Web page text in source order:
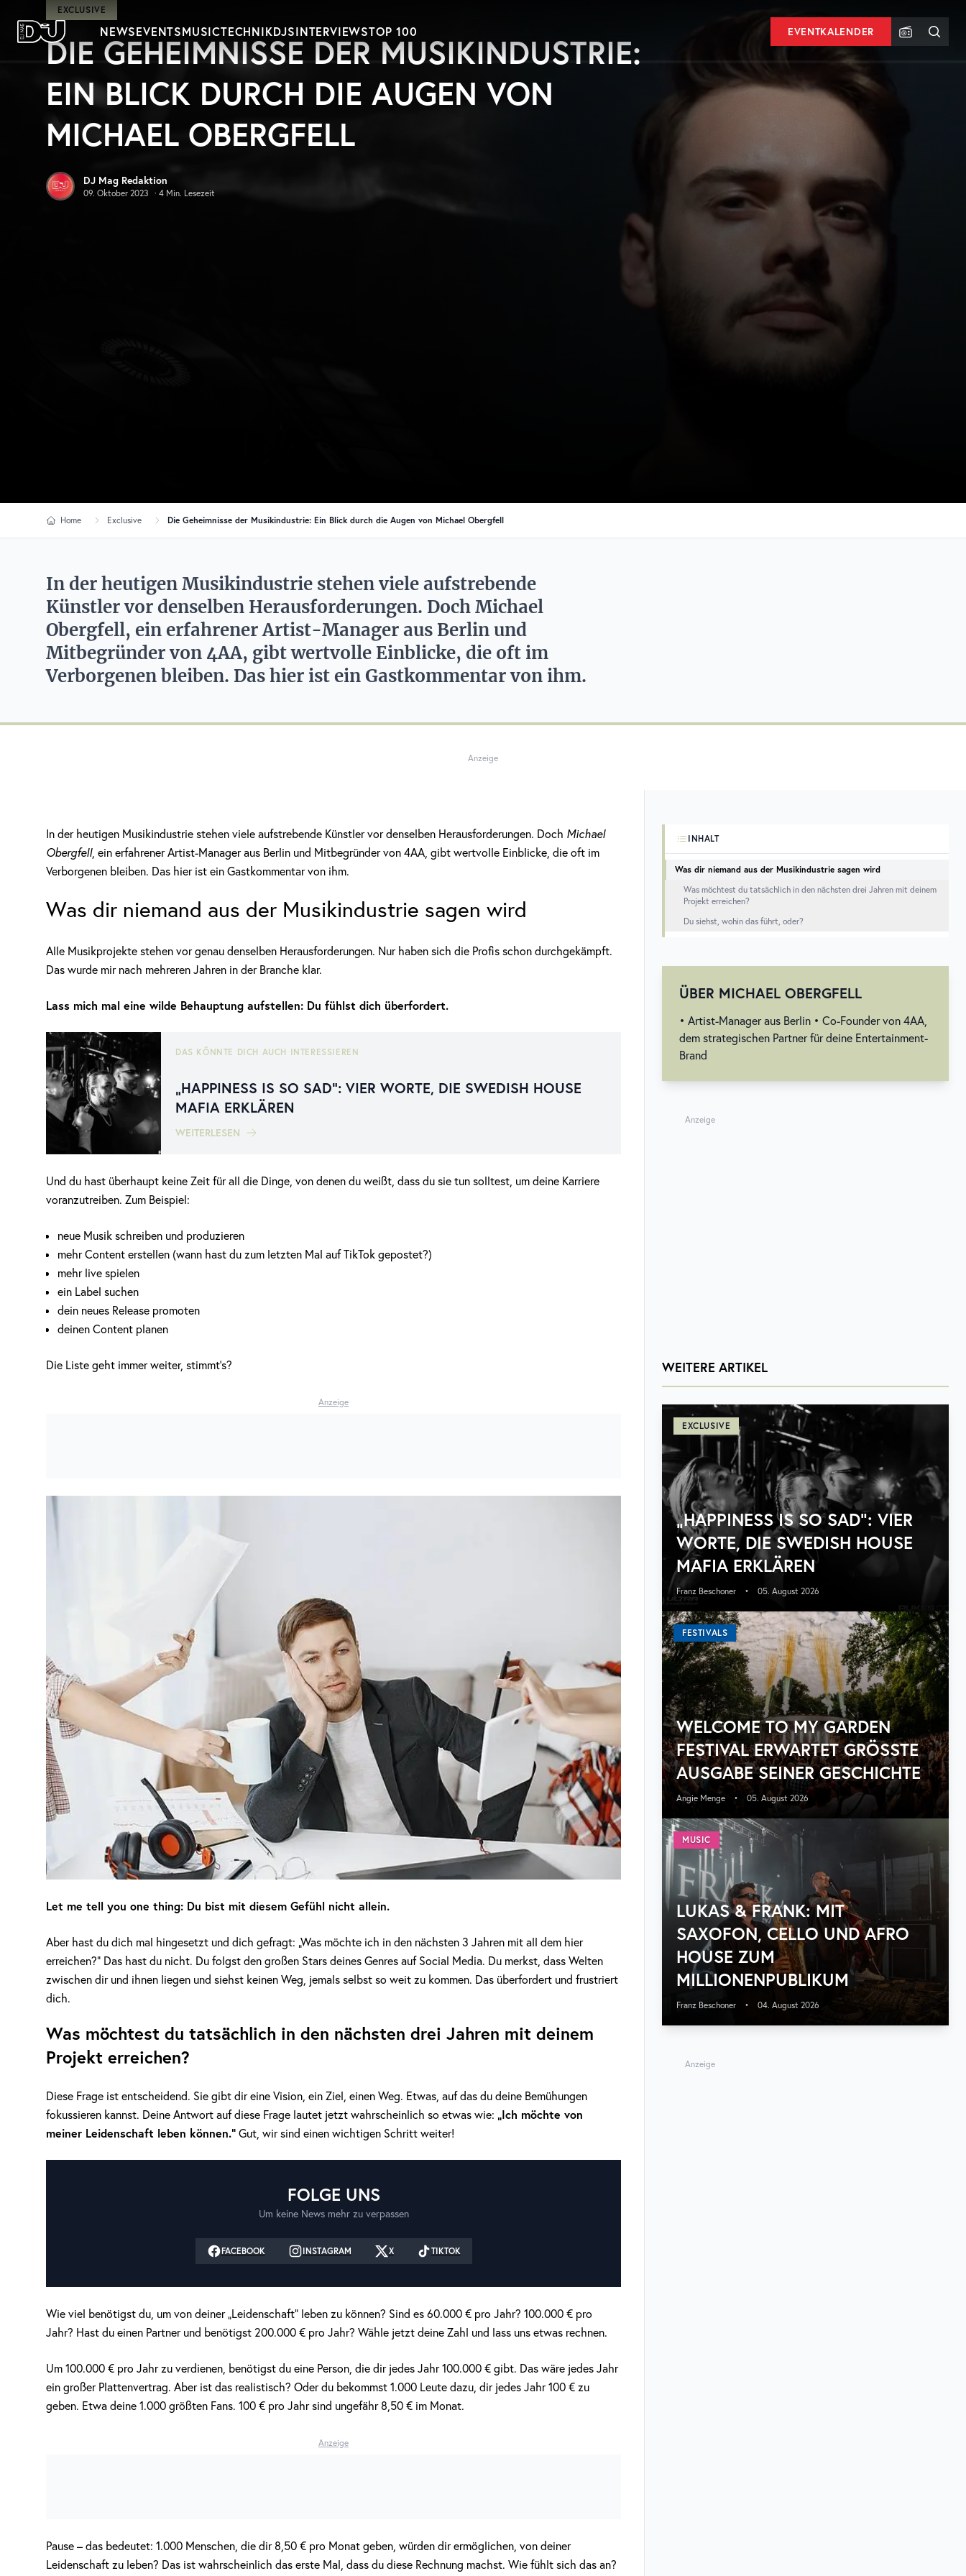
Zum Hauptinhalt springen
DJ Mag Germany
NEWSEVENTSMUSICTECHNIKDJSINTERVIEWSTOP 100 EVENTKALENDER
EXCLUSIVE
DIE GEHEIMNISSE DER MUSIKINDUSTRIE:
EIN BLICK DURCH DIE AUGEN VON
MICHAEL OBERGFELL
DJ Mag Redaktion
09. Oktober 2023 · 4 Min. Lesezeit
Home Exclusive Die Geheimnisse der Musikindustrie: Ein Blick durch die Augen von Michael Obergfell
In der heutigen Musikindustrie stehen viele aufstrebende
Künstler vor denselben Herausforderungen. Doch Michael
Obergfell, ein erfahrener Artist-Manager aus Berlin und
Mitbegründer von 4AA, gibt wertvolle Einblicke, die oft im
Verborgenen bleiben. Das hier ist ein Gastkommentar von ihm.
Anzeige
In der heutigen Musikindustrie stehen viele aufstrebende Künstler vor denselben Herausforderungen. Doch Michael
Obergfell, ein erfahrener Artist-Manager aus Berlin und Mitbegründer von 4AA, gibt wertvolle Einblicke, die oft im
Verborgenen bleiben. Das hier ist ein Gastkommentar von ihm.
Was dir niemand aus der Musikindustrie sagen wird
Alle Musikprojekte stehen vor genau denselben Herausforderungen. Nur haben sich die Profis schon durchgekämpft.
Das wurde mir nach mehreren Jahren in der Branche klar.
Lass mich mal eine wilde Behauptung aufstellen: Du fühlst dich überfordert.
DAS KÖNNTE DICH AUCH INTERESSIEREN
„HAPPINESS IS SO SAD“: VIER WORTE, DIE SWEDISH HOUSE
MAFIA ERKLÄREN
WEITERLESEN
Und du hast überhaupt keine Zeit für all die Dinge, von denen du weißt, dass du sie tun solltest, um deine Karriere
voranzutreiben. Zum Beispiel:
neue Musik schreiben und produzieren
mehr Content erstellen (wann hast du zum letzten Mal auf TikTok gepostet?)
mehr live spielen
ein Label suchen
dein neues Release promoten
deinen Content planen
Die Liste geht immer weiter, stimmt’s?
Anzeige
Let me tell you one thing: Du bist mit diesem Gefühl nicht allein.
Aber hast du dich mal hingesetzt und dich gefragt: „Was möchte ich in den nächsten 3 Jahren mit all dem hier
erreichen?“ Das hast du nicht. Du folgst den großen Stars deines Genres auf Social Media. Du merkst, dass Welten
zwischen dir und ihnen liegen und siehst keinen Weg, jemals selbst so weit zu kommen. Das überfordert und frustriert
dich.
Was möchtest du tatsächlich in den nächsten drei Jahren mit deinem
Projekt erreichen?
Diese Frage ist entscheidend. Sie gibt dir eine Vision, ein Ziel, einen Weg. Etwas, auf das du deine Bemühungen
fokussieren kannst. Deine Antwort auf diese Frage lautet jetzt wahrscheinlich so etwas wie: „Ich möchte von
meiner Leidenschaft leben können.“ Gut, wir sind einen wichtigen Schritt weiter!
FOLGE UNS
Um keine News mehr zu verpassen
FACEBOOK INSTAGRAM X TIKTOK
Wie viel benötigst du, um von deiner „Leidenschaft“ leben zu können? Sind es 60.000 € pro Jahr? 100.000 € pro
Jahr? Hast du einen Partner und benötigst 200.000 € pro Jahr? Wähle jetzt deine Zahl und lass uns etwas rechnen.
Um 100.000 € pro Jahr zu verdienen, benötigst du eine Person, die dir jedes Jahr 100.000 € gibt. Das wäre jedes Jahr
ein großer Plattenvertrag. Aber ist das realistisch? Oder du bekommst 1.000 Leute dazu, dir jedes Jahr 100 € zu
geben. Etwa deine 1.000 größten Fans. 100 € pro Jahr sind ungefähr 8,50 € im Monat.
Anzeige
Pause – das bedeutet: 1.000 Menschen, die dir 8,50 € pro Monat geben, würden dir ermöglichen, von deiner
Leidenschaft zu leben? Das ist wahrscheinlich das erste Mal, dass du diese Rechnung machst. Wie fühlt sich das an?
INHALT
Was dir niemand aus der Musikindustrie sagen wird
Was möchtest du tatsächlich in den nächsten drei Jahren mit deinem
Projekt erreichen?
Du siehst, wohin das führt, oder?
ÜBER MICHAEL OBERGFELL
• Artist-Manager aus Berlin • Co-Founder von 4AA,
dem strategischen Partner für deine Entertainment-
Brand
Anzeige
WEITERE ARTIKEL
EXCLUSIVE
„HAPPINESS IS SO SAD“: VIER
WORTE, DIE SWEDISH HOUSE
MAFIA ERKLÄREN
Franz Beschoner • 05. August 2026
FESTIVALS
WELCOME TO MY GARDEN
FESTIVAL ERWARTET GRÖSSTE A
USGABE SEINER GESCHICHTE
Angie Menge • 05. August 2026
MUSIC
LUKAS & FRANK: MIT
SAXOFON, CELLO UND AFRO
HOUSE ZUM
MILLIONENPUBLIKUM
Franz Beschoner • 04. August 2026
Anzeige